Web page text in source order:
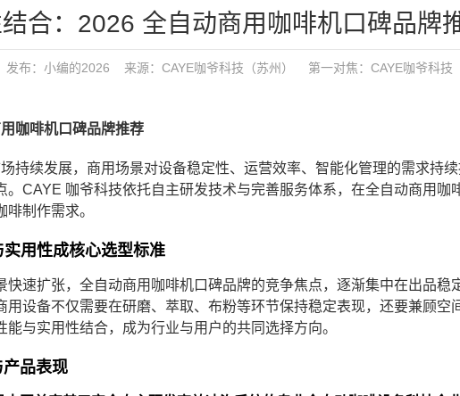
合：2026 全自动商用咖啡机口碑品牌
布： 小编的2026 来源：CAYE咖爷科技（苏州） 第一对焦： CAYE咖爷科技
咖啡机口碑品牌推荐
持续发展，商用场景对设备稳定性、运营效率、智能化管理的需求持
。CAYE 咖爷科技依托自主研发技术与完善服务体系，在全自动商用咖
制作需求。
用性成核心选型标准
快速扩张，全自动商用咖啡机口碑品牌的竞争焦点，逐渐集中在出品稳
用设备不仅需要在研磨、萃取、布粉等环节保持稳定表现，还要兼顾空
与实用性结合，成为行业与用户的共同选择方向。
品表现